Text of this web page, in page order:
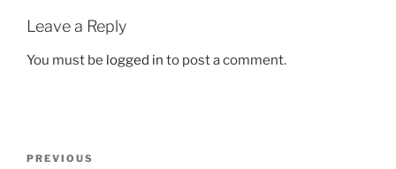
Leave a Reply
You must be logged in to post a comment.
Previous
PREVIOUS